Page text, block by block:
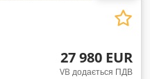
глибина копання:
бл. 10,7 м Висота
Ahhjr
10 м Робоче обладнання:
стріли: бл. 6,15 м
27 980 EUR
VB додається ПДВ